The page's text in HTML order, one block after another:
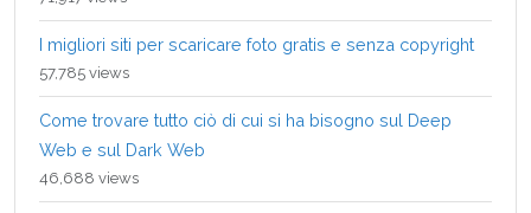
I migliori siti per scaricare foto gratis e senza copyright
57,785 views
Come trovare tutto ciò di cui si ha bisogno sul Deep
Web e sul Dark Web
46,688 views